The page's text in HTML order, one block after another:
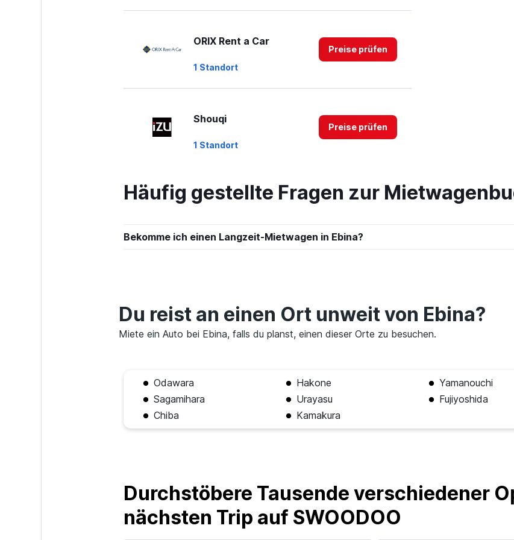
ORIX Rent a Car
1 Standort
Preise prüfen
Shouqi
1 Standort
Preise prüfen
keddy by Europcar
2 Standorte
Häufig gestellte Fragen zur
Bekomme ich einen Langzeit-Mietwagen in Ebina?
Du reist an einen Ort unweit von Ebina?
Miete ein Auto bei Ebina, falls du planst, einen dieser Orte zu besuchen.
Odawara Hakone Yamanouchi
Sagamihara
Urayasu Fujiyoshida
Chiba
Kamakura
Durchstöbere Tausende verschiedener
nächsten Trip auf SWOODOO